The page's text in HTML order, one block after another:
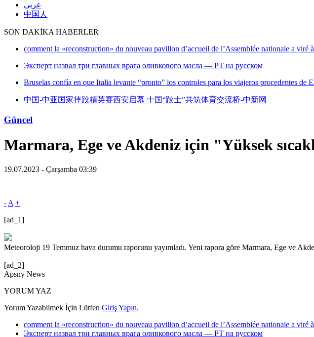
عربي
中国人
SON DAKİKA HABERLER
comment la «reconstruction» du nouveau pavillon d’accueil de l’Assemblée nationale a viré
Эксперт назвал три главных врага оливкового масла — РТ на русском
Bruselas confía en que Italia levante “pronto” los controles para los viajeros procedentes de
中国-中亚国家摔跤精英赛西安启幕 十国“跤士”共筑体育交流桥-中新网
Güncel
Marmara, Ege ve Akdeniz için "Yüksek
19.07.2023 - Çarşamba 03:39
- A +
[ad_1]
Meteoroloji 19 Temmuz hava durumu raporunu yayımladı. Yeni rapora göre Marmara, Ege ve
[ad_2]
Apsny News
YORUM YAZ
Yorum Yazabilmek İçin Lütfen Giriş Yapın.
comment la «reconstruction» du nouveau pavillon d’accueil de l’Assemblée nationale a viré
Эксперт назвал три главных врага оливкового масла — РТ на русском